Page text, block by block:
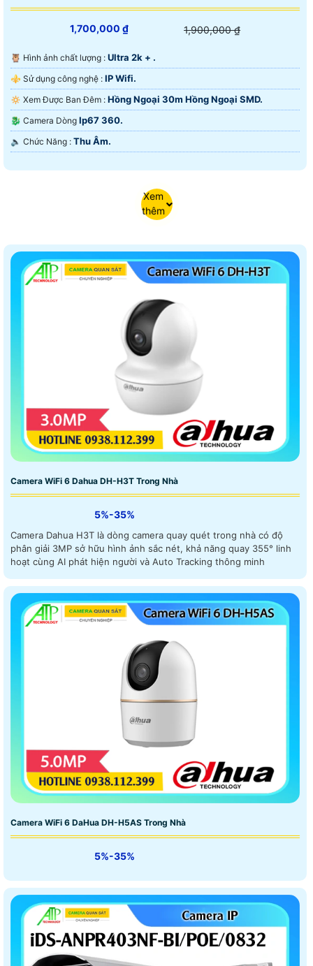
1,700,000 ₫ 1,900,000 ₫
🦉 Hình ảnh chất lượng : Ultra 2k + .
⚜️ Sử dụng công nghệ : IP Wifi.
🔅 Xem Được Ban Đêm : Hồng Ngoại 30m Hồng Ngoại SMD.
🐉️ Camera Dòng Ip67 360.
️🔈 Chức Năng : Thu Âm.
Xem
thêm
Camera WiFi 6 Dahua DH-H3T Trong Nhà
5%-35%
Camera Dahua H3T là dòng camera quay quét trong nhà có độ
phân giải 3MP sở hữu hình ảnh sắc nét, khả năng quay 355° linh
hoạt cùng AI phát hiện người và Auto Tracking thông minh
Camera WiFi 6 DaHua DH-H5AS Trong Nhà
5%-35%